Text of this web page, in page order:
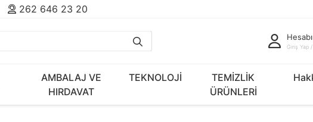
262 646 23 20
Giriş Yap
AMBALAJ VE
HIRDAVAT
TEKNOLOJİ
TEMİZLİK
ÜRÜNLERİ